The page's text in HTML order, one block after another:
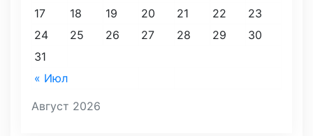
Август 2026
« Июл
17
18 19 20 21 22
23
24
25 26 27 28 29
30
31